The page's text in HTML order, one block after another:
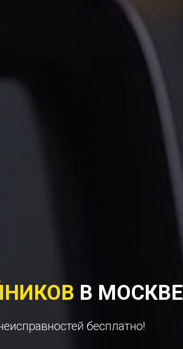
В МОСКВЕ
бесплатно!